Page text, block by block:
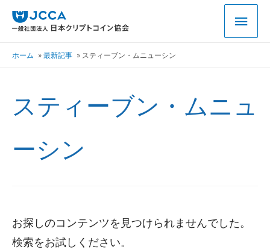
ホーム 最新記事 スティーブン・ムニューシン
スティーブン・ムニュ
ーシン
お探しのコンテンツを見つけられませんでした。
検索をお試しください。